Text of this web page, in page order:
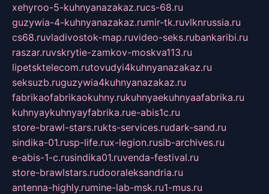
xehyroo-5-kuhnyanazakaz.rucs-68.ru
guzywia-4-kuhnyanazakaz.rumir-tk.ruvlknrussia.ru
cs68.ruvladivostok-map.ruvideo-seks.rubankaribi.ru
raszar.ruvskrytie-zamkov-moskva113.ru
lipetsktelecom.rutovudyi4kuhnyanazakaz.ru
seksuzb.ruguzywia4kuhnyanazakaz.ru
fabrikaofabrikaokuhny.rukuhnyaekuhnyaafabrika.ru
kuhnyaykuhnyayfabrika.rue-abis1c.ru
store-brawl-stars.rukts-services.rudark-sand.ru
sindika-01.rusp-life.rux-legion.rusib-archives.ru
e-abis-1-c.rusindika01.ruvenda-festival.ru
store-brawlstars.rudooraleksandria.ru
antenna-highly.rumine-lab-msk.ru1-mus.ru